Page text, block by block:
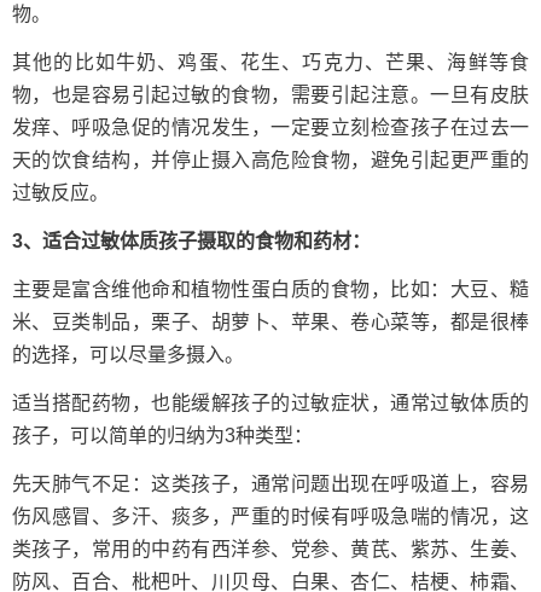
物。
其他的比如牛奶、鸡蛋、花生、巧克力、芒果、海鲜等食
物，也是容易引起过敏的食物，需要引起注意。一旦有皮肤
发痒、呼吸急促的情况发生，一定要立刻检查孩子在过去一
天的饮食结构，并停止摄入高危险食物，避免引起更严重的
过敏反应。
3、适合过敏体质孩子摄取的食物和药材：
主要是富含维他命和植物性蛋白质的食物，比如：大豆、糙
米、豆类制品，栗子、胡萝卜、苹果、卷心菜等，都是很棒
的选择，可以尽量多摄入。
适当搭配药物，也能缓解孩子的过敏症状，通常过敏体质的
孩子，可以简单的归纳为3种类型：
先天肺气不足：这类孩子，通常问题出现在呼吸道上，容易
伤风感冒、多汗、痰多，严重的时候有呼吸急喘的情况，这
类孩子，常用的中药有西洋参、党参、黄芪、紫苏、生姜、
防风、百合、枇杷叶、川贝母、白果、杏仁、桔梗、柿霜、